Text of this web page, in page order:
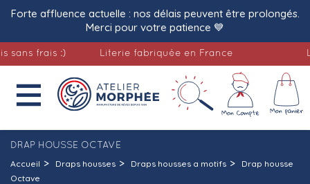
Forte affluence actuelle : nos délais peuvent être prolongés.
Merci pour votre patience 💙
frais :) Literie fabriquée en France

DRAP HOUSSE OCTAVE
Accueil Draps housses Draps housses a motifs
Drap housse
Octave